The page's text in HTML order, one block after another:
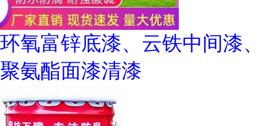
环氧富锌底漆、云铁中间漆、
聚氨酯面漆清漆